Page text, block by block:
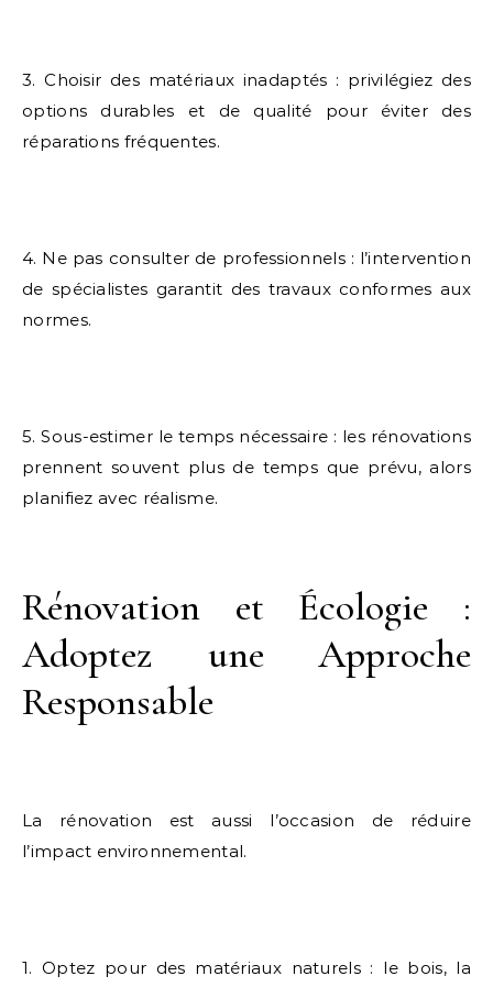
3. Choisir des matériaux inadaptés : privilégiez des
options durables et de qualité pour éviter des
réparations fréquentes.
4. Ne pas consulter de professionnels : l’intervention
de spécialistes garantit des travaux conformes aux
normes.
5. Sous-estimer le temps nécessaire : les rénovations
prennent souvent plus de temps que prévu, alors
planifiez avec réalisme.
Rénovation et Écologie :
Adoptez une Approche
Responsable
La rénovation est aussi l’occasion de réduire
l’impact environnemental.
1. Optez pour des matériaux naturels : le bois, la